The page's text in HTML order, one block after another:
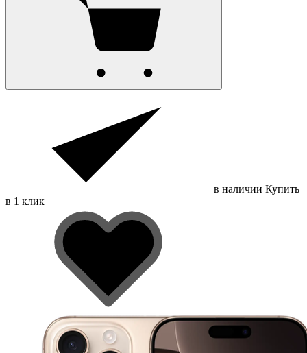
в наличии Купить
в 1 клик